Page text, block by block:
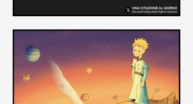
Le frasi più belle di "Cime
Tempestose" di Emily Brontë
"Cime Tempestose" rimane l'unico
romanzo scritto da Emily Brontë
causa la tubercolosi che le tolse la